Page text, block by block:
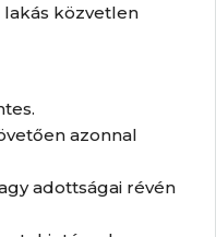
közvetlen
azonnal
adottságai révén